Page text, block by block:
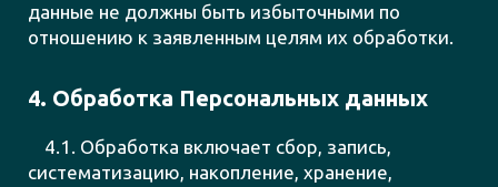
данные не должны быть избыточными по
отношению к заявленным целям их обработки.
4. Обработка Персональных данных
4.1. Обработка включает сбор, запись,
систематизацию, накопление, хранение,